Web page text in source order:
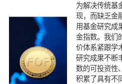
为解决传统基
现，而缺乏金
用基金研究成
金指数。我们
价体系紧跟学
研究成果不断
数的可投资性
积累了具有不